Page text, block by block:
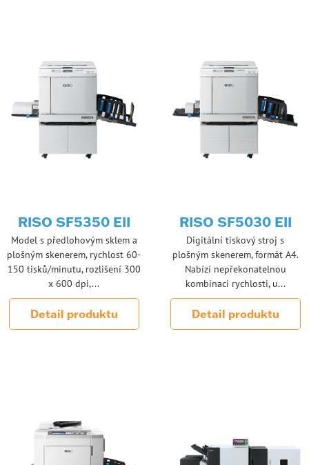
RISO SF5350 EII
Model s předlohovým sklem a
plošným skenerem, rychlost 60-
150 tisků/minutu, rozlišení 300
x 600 dpi,...
Detail produktu
RISO SF5030 EII
Digitální tiskový stroj s
plošným skenerem, formát A4.
Nabízí nepřekonatelnou
kombinaci rychlosti, u...
Detail produktu